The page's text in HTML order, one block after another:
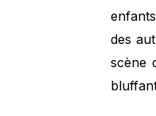
des
scène